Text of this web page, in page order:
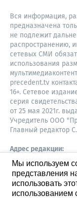
Вся информация,
предназначена
не подлежит
распространению,
сетевых СМИ
использования
precedent.tv
16+. Сетевое
серия
от 25 мая 2021г.
Учредитель ООО
Главный редактор
Адрес редакции:
630087,
Новосибирск
8-960-779-12-96,
Мы используем
представления
использовать
использованием